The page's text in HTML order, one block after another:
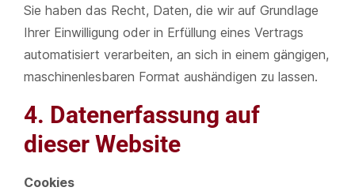
Sie haben das Recht, Daten, die wir auf Grundlage
Ihrer Einwilligung oder in Erfüllung eines Vertrags
automatisiert verarbeiten, an sich in einem gängigen,
maschinenlesbaren Format aushändigen zu lassen.
4. Datenerfassung auf
dieser Website
Cookies